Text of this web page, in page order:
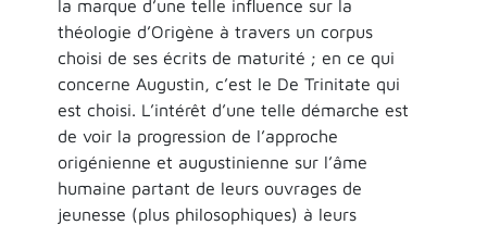
la marque d’une telle influence sur la
théologie d’Origène à travers un corpus
choisi de ses écrits de maturité ; en ce qui
concerne Augustin, c’est le De Trinitate qui
est choisi. L’intérêt d’une telle démarche est
de voir la progression de l’approche
origénienne et augustinienne sur l’âme
humaine partant de leurs ouvrages de
jeunesse (plus philosophiques) à leurs